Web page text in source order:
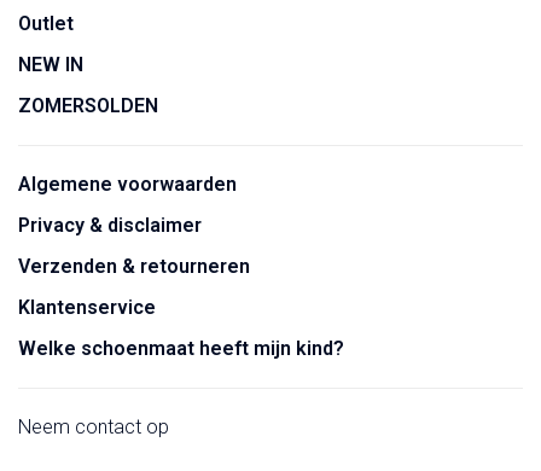
Outlet
NEW IN
ZOMERSOLDEN
Algemene voorwaarden
Privacy & disclaimer
Verzenden & retourneren
Klantenservice
Welke schoenmaat heeft mijn kind?
Neem contact op